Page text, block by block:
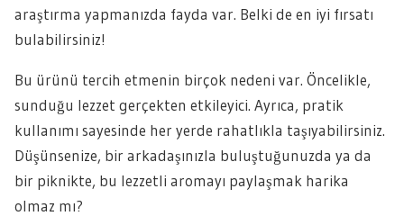
araştırma yapmanızda fayda var. Belki de en iyi fırsatı
bulabilirsiniz!
Bu ürünü tercih etmenin birçok nedeni var. Öncelikle,
sunduğu lezzet gerçekten etkileyici. Ayrıca, pratik
kullanımı sayesinde her yerde rahatlıkla taşıyabilirsiniz.
Düşünsenize, bir arkadaşınızla buluştuğunuzda ya da
bir piknikte, bu lezzetli aromayı paylaşmak harika
olmaz mı?